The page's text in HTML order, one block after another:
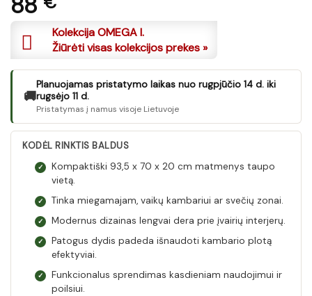
Kolekcija OMEGA I.
Žiūrėti visas kolekcijos prekes »
🚚
Planuojamas pristatymo laikas nuo rugpjūčio 14 d. iki
rugsėjo 11 d.
Pristatymas į namus visoje Lietuvoje
KODĖL RINKTIS BALDUS
✓
Kompaktiški 93,5 x 70 x 20 cm matmenys taupo
vietą.
✓ Tinka miegamajam, vaikų kambariui ar svečių zonai.
✓ Modernus dizainas lengvai dera prie įvairių interjerų.
✓
Patogus dydis padeda išnaudoti kambario plotą
efektyviai.
✓
Funkcionalus sprendimas kasdieniam naudojimui ir
poilsiui.